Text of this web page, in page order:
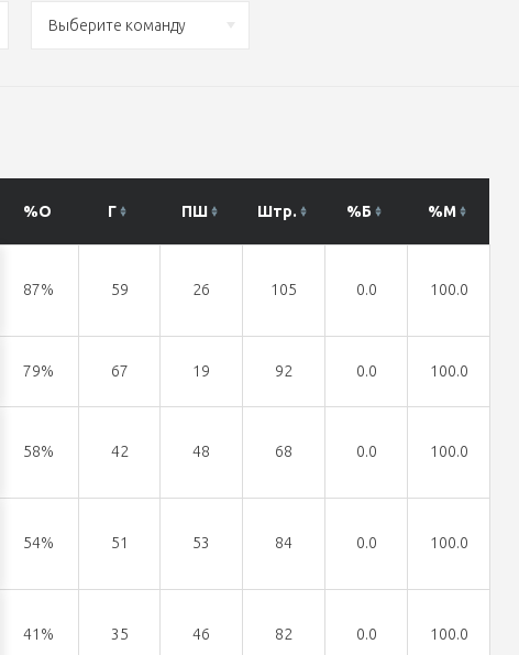
Выберите команду
%О Г ПШ Штр. %Б %М
87% 59 26 105 0.0 100.0
79% 67 19 92 0.0 100.0
58% 42 48 68 0.0 100.0
54% 51 53 84 0.0 100.0
41% 35 46 82 0.0 100.0